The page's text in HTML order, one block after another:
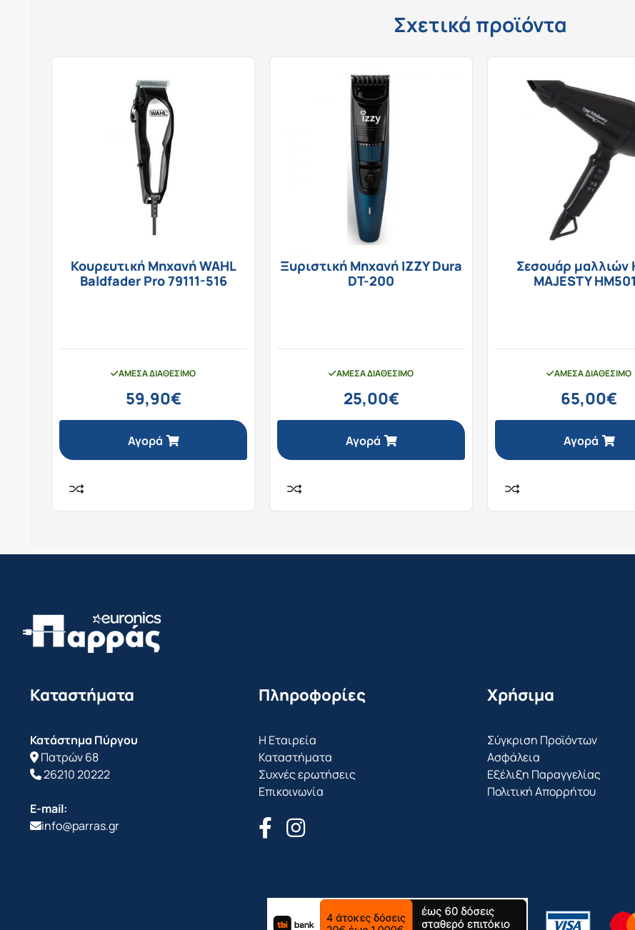
Σχετικά προϊόντα
Κουρευτική Μηχανή WAHL
Baldfader Pro 79111-516
ΆΜΕΣΑ ΔΙΑΘΈΣΙΜΟ
59,90€
Αγορά
Ξυριστική Μηχανή IZZY Dura
DT-200
ΆΜΕΣΑ ΔΙΑΘΈΣΙΜΟ
25,00€
Αγορά
Σεσουάρ μαλλιών
MAJESTY
ΆΜΕΣΑ ΔΙΑΘΈΣΙΜΟ
65,00€
Αγορά
Καταστήματα
Κατάστημα Πύργου
Πατρών 68
26210 20222
E-mail:
info@parras.gr
Πληροφορίες
Η Εταιρεία
Καταστήματα
Συχνές ερωτήσεις
Επικοινωνία
Χρήσιμα
Σύγκριση Προϊόντων
Ασφάλεια
Εξέλιξη Παραγγελίας
Πολιτική Απορρήτου